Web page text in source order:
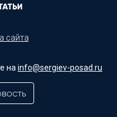
сайта
наinfo@sergiev-posad.ru